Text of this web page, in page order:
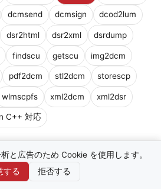
dcmsend dcmsign dcod2lum
dsr2html dsr2xml dsrdump
findscu getscu img2dcm
pdf2dcm stl2dcm storescp
wlmscpfs xml2dcm xml2dsr
C++ 対応
と広告のため Cookie を使用します。
する 拒否する